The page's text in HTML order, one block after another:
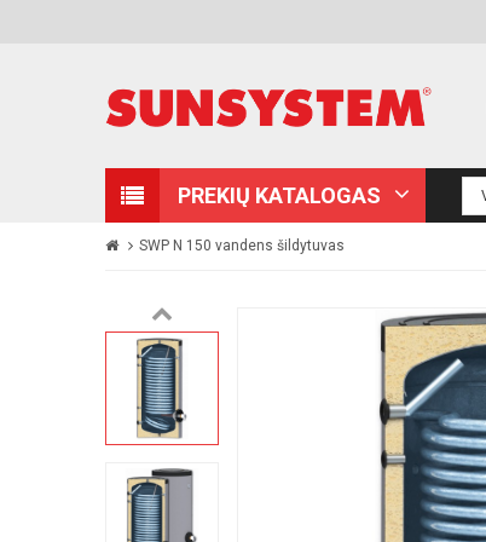
PREKIŲ KATALOGAS
SWP N 150 vandens šildytuvas